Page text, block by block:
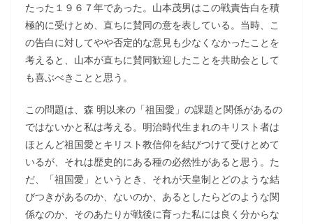
たった１９６７年であった。山本茂男はこの戦責告白を積
極的に受けとめ、直ちに賛同の意を表している。当時、こ
の告白に対してやや否定的な意見も少なくなかったことを
考えると、山本が直ちに賛同歓迎したことを共助会として
も喜ぶべきことと思う。
この問題は、森 明以来の「祖国愛」の課題と関係があるの
ではないかと私は考える。明治時代生まれのキリスト者は
ほとんど祖国愛とキリスト教信仰を結びつけて受けとめて
いるが、それは歴史的にある種の必然性があると思う。た
だ、「祖国愛」というとき、それが天皇制とどのような結
びつきがあるのか、ないのか、あるとしたらどのような関
係なのか、そのあたりが戦後に育った私には良く分からな